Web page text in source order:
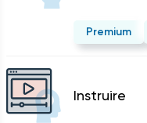
Premium
Instruire